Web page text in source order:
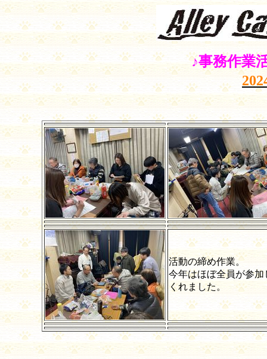
♪事務作業
活動の締め作業。
今年はほぼ全員が参加
くれました。